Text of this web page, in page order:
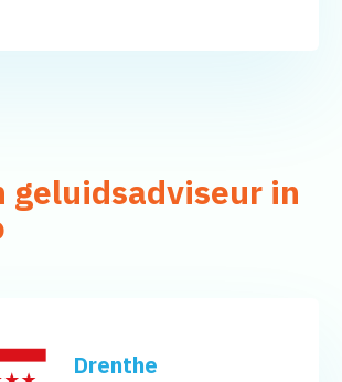
geluidsadviseur in
Drenthe